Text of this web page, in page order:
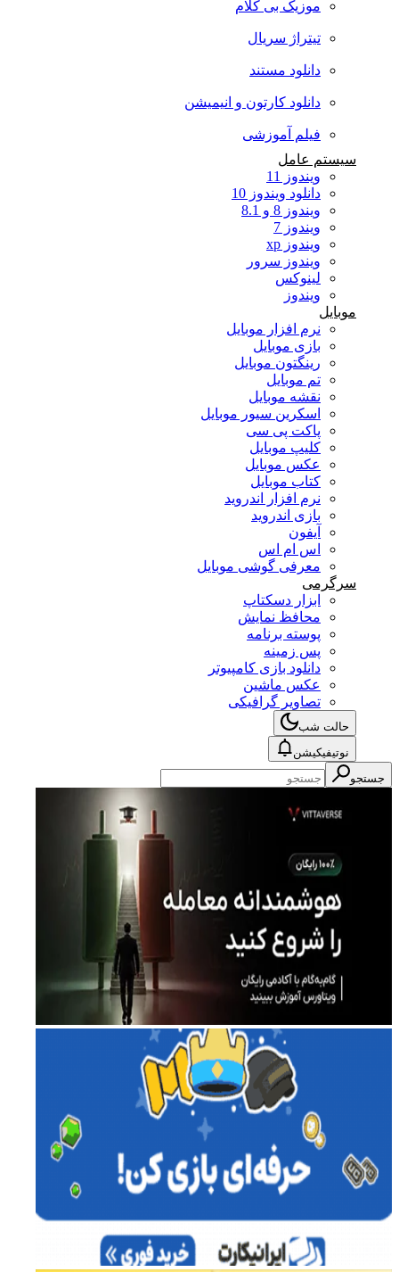
موزیک بی کلام
تیتراژ سریال
دانلود مستند
دانلود کارتون و انیمیشن
فیلم آموزشی
سیستم عامل
ویندوز 11
دانلود ویندوز 10
ویندوز 8 و 8.1
ویندوز 7
ویندوز xp
ویندوز سرور
لینوکس
ویندوز
موبایل
نرم افزار موبایل
بازی موبایل
رینگتون موبایل
تم موبایل
نقشه موبایل
اسکرین سیور موبایل
پاکت پی سی
کلیپ موبایل
عکس موبایل
کتاب موبایل
نرم افزار اندروید
بازی اندروید
آیفون
اس ام اس
معرفی گوشی موبایل
سرگرمی
ابزار دسکتاپ
محافظ نمایش
پوسته برنامه
پس زمینه
دانلود بازی کامپیوتر
عکس ماشین
تصاویر گرافیکی
حالت شب
نوتیفیکیشن
جستجو